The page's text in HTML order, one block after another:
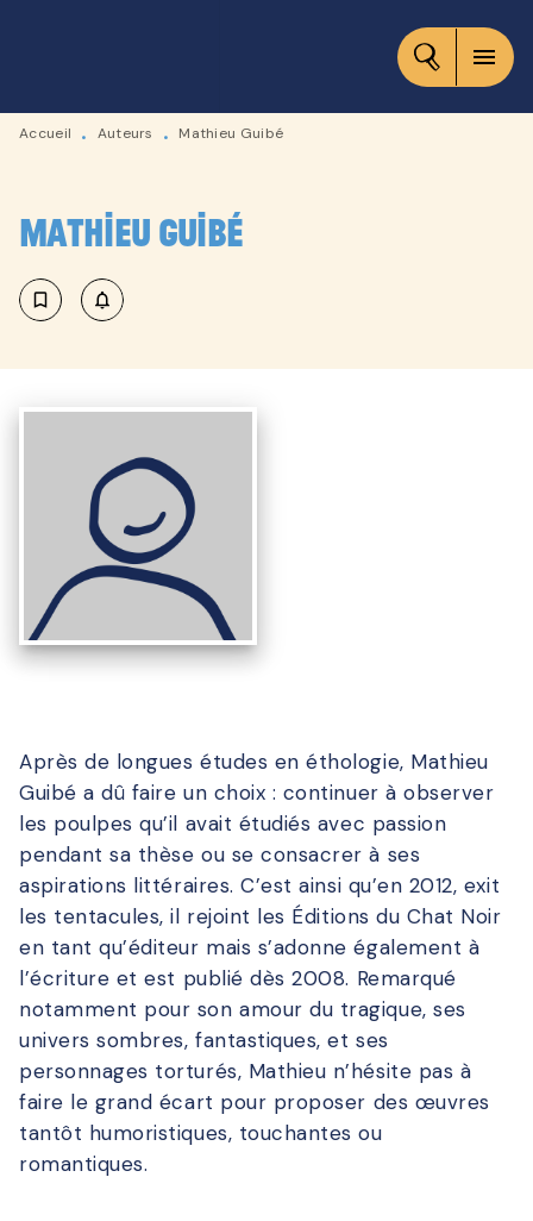
CONTENU
menu
Accueil • Auteurs • Mathieu Guibé
Mathieu Guibé
bookmark_border notifications_none_outlined
Après de longues études en éthologie, Mathieu
Guibé a dû faire un choix : continuer à observer
les poulpes qu’il avait étudiés avec passion
pendant sa thèse ou se consacrer à ses
aspirations littéraires. C’est ainsi qu’en 2012, exit
les tentacules, il rejoint les Éditions du Chat Noir
en tant qu’éditeur mais s’adonne également à
l’écriture et est publié dès 2008. Remarqué
notamment pour son amour du tragique, ses
univers sombres, fantastiques, et ses
personnages torturés, Mathieu n’hésite pas à
faire le grand écart pour proposer des œuvres
tantôt humoristiques, touchantes ou
romantiques.